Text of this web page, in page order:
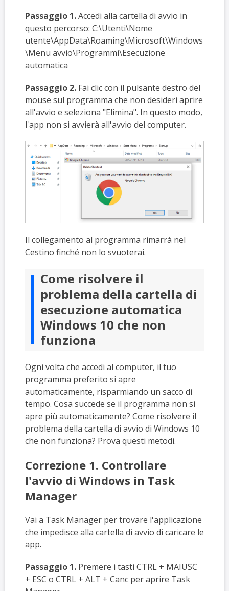
Passaggio 1.Accedi alla cartella di avvio in
questo percorso: C:\Utenti\Nome
utente\AppData\Roaming\Microsoft\Windows
\Menu avvio\Programmi\Esecuzione
automatica
Passaggio 2.Fai clic con il pulsante destro del
mouse sul programma che non desideri aprire
all'avvio e seleziona "Elimina". In questo modo,
l'app non si avvierà all'avvio del computer.
Il collegamento al programma rimarrà nel
Cestino finché non lo svuoterai.
Come risolvere il
problema della cartella di
esecuzione automatica
Windows 10 che non
funziona
Ogni volta che accedi al computer, il tuo
programma preferito si apre
automaticamente, risparmiando un sacco di
tempo. Cosa succede se il programma non si
apre più automaticamente? Come risolvere il
problema della cartella di avvio di Windows 10
che non funziona? Prova questi metodi.
Correzione 1. Controllare
l'avvio di Windows in Task
Manager
Vai a Task Manager per trovare l'applicazione
che impedisce alla cartella di avvio di caricare le
app.
Passaggio 1.Premere i tasti CTRL + MAIUSC
+ ESC o CTRL + ALT + Canc per aprire Task